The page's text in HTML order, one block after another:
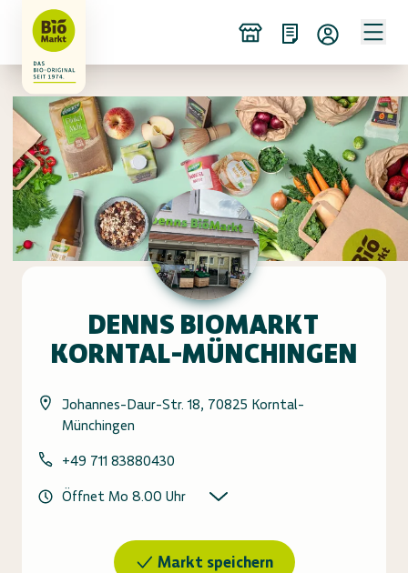
DENNS BIOMARKT
KORNTAL-MÜNCHINGEN
Johannes-Daur-Str. 18, 70825 Korntal-
Münchingen
+49 711 83880430
Öffnet Mo 8.00 Uhr
Markt speichern